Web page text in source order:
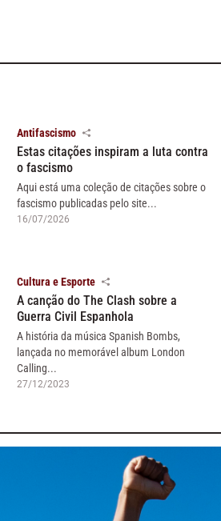
Antifascismo
Estas citações inspiram a luta contra
o fascismo
Aqui está uma coleção de citações sobre o
fascismo publicadas pelo site...
16/07/2026
Cultura e Esporte
A canção do The Clash sobre a
Guerra Civil Espanhola
A história da música Spanish Bombs,
lançada no memorável album London
Calling...
27/12/2023